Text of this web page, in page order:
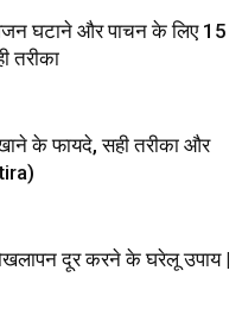
घटाने और पाचन के लिए 15
तरीका
खाने के फायदे, सही तरीका और
दूर करने के घरेलू उपाय |